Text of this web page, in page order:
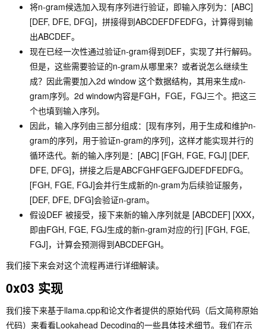
将n-gram候选加入现有序列进行验证，即输入序列为：[ABC]
[DEF, DFE, DFG]，拼接得到ABCDEFDFEDFG，计算得到输
出ABCDEF。
现在已经一次性通过验证n-gram得到DEF，实现了并行解码。
但是，这些需要验证的n-gram从哪里来？或者说怎么继续生
成？因此需要加入2d window 这个数据结构，其用来生成n-
gram序列。2d window内容是FGH，FGE，FGJ三个。把这三
个也填到输入序列。
因此，输入序列由三部分组成：[现有序列，用于生成和维护n-
gram的序列，用于验证n-gram的序列]，这样才能实现并行的
循环迭代。新的输入序列是：[ABC] [FGH, FGE, FGJ] [DEF,
DFE, DFG]，拼接之后是ABCFGHFGEFGJDEFDFEDFG。
[FGH, FGE, FGJ]会并行生成新的n-gram为后续验证服务，
[DEF, DFE, DFG]会验证n-gram。
假设DEF 被接受，接下来新的输入序列就是 [ABCDEF] [XXX，
即由FGH, FGE, FGJ生成的新n-gram对应的行] [FGH, FGE,
FGJ]，计算会预测得到ABCDEFGH。
我们接下来会对这个流程再进行详细解读。
0x03 实现
我们接下来基于llama.cpp和论文作者提供的原始代码（后文简称原始
代码）来看看Lookahead Decoding的一些具体技术细节。我们在示